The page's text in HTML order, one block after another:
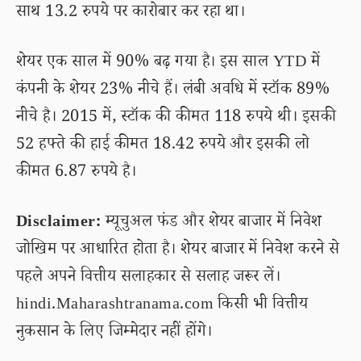
साथ 13.2 रुपये पर कारोबार कर रहा था।
शेयर एक साल में 90% बढ़ गया है। इस साल YTD में
कंपनी के शेयर 23% नीचे हैं। लंबी अवधि में स्टॉक 89%
नीचे है। 2015 में, स्टॉक की कीमत 118 रुपये थी। इसकी
52 हफ्ते की हाई कीमत 18.42 रुपये और इसकी लो
कीमत 6.87 रुपये है।
Disclaimer:म्यूचुअल फंड और शेयर बाजार में निवेश
जोखिम पर आधारित होता है। शेयर बाजार में निवेश करने से
पहले अपने वित्तीय सलाहकार से सलाह जरूर लें।
hindi.Maharashtranama.com किसी भी वित्तीय
नुकसान के लिए जिम्मेदार नहीं होंगे।